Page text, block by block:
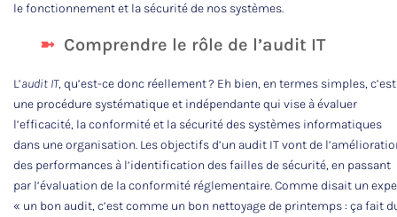
le fonctionnement et la sécurité de nos systèmes.
Comprendre le rôle de l’audit IT
L’audit IT, qu’est-ce donc réellement ? Eh bien, en termes simples, c’est
une procédure systématique et indépendante qui vise à évaluer
l’efficacité, la conformité et la sécurité des systèmes informatiques
dans une organisation. Les objectifs d’un audit IT vont de
des performances à l’identification des failles de sécurité, en passant
par l’évaluation de la conformité réglementaire. Comme disait un
« un bon audit, c’est comme un bon nettoyage de printemps : ça fait